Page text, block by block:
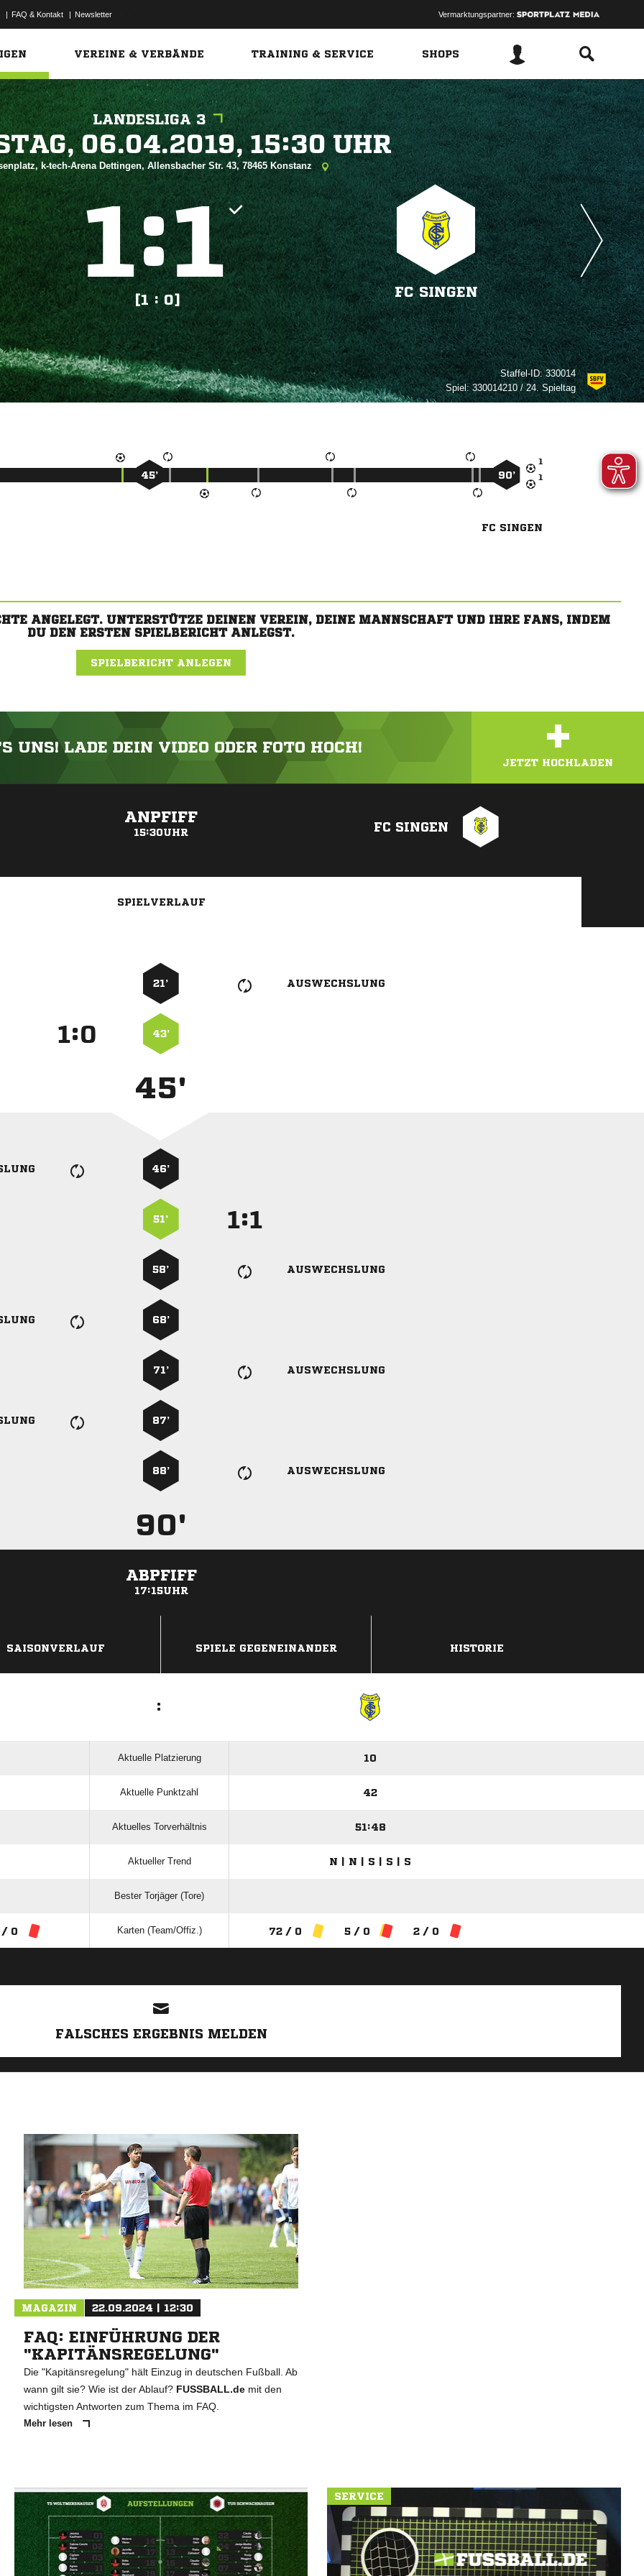
| FAQ & Kontakt | Newsletter Vermarktungspartner:
VEREINE & VERBÄNDE TRAINING & SERVICE SHOPS
LANDESLIGA 3
  
k-tech-Arena Dettingen, Allensbacher Str. 43, 78465 Konstanz
:
[1 : 0]
FC SINGEN
Staffel-ID:330014
Spiel:330014210 / 24. Spieltag


45’ 90’
FC SINGEN
ANGELEGT. UNTERSTÜTZE DEINEN VEREIN, DEINE MANNSCHAFT UND IHRE FANS, INDEM
DU DEN ERSTEN SPIELBERICHT ANLEGST.
SPIELBERICHT ANLEGEN
UNS! LADE DEIN VIDEO ODER FOTO HOCH! +
JETZT HOCHLADEN
ANPFIFF
15:30UHR FC SINGEN
SPIELVERLAUF
21’ AUSWECHSLUNG
: 43’
45'
46’
51’ :
58’ AUSWECHSLUNG
68’
71’ AUSWECHSLUNG
87’
88’ AUSWECHSLUNG
90'
ABPFIFF
17:15UHR
SAISONVERLAUF SPIELE GEGENEINANDER HISTORIE
:
Aktuelle Platzierung 10
Aktuelle Punktzahl 42
Aktuelles Torverhältnis 51:48
Aktueller Trend N | N | S | S | S
Bester Torjäger (Tore)
/ 0 Karten (Team/Offiz.) 72 / 0 5 / 0 2 / 0
FALSCHES ERGEBNIS MELDEN
MAGAZIN 22.09.2024 | 12:30
FAQ: EINFÜHRUNG DER
"KAPITÄNSREGELUNG"
Die "Kapitänsregelung" hält Einzug in deutschen Fußball. Ab
wann gilt sie? Wie ist der Ablauf? FUSSBALL.demit den
wichtigsten Antworten zum Thema im FAQ.
Mehr lesen
SERVICE